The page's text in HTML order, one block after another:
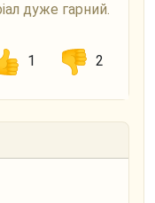
дуже гарний.
1 2